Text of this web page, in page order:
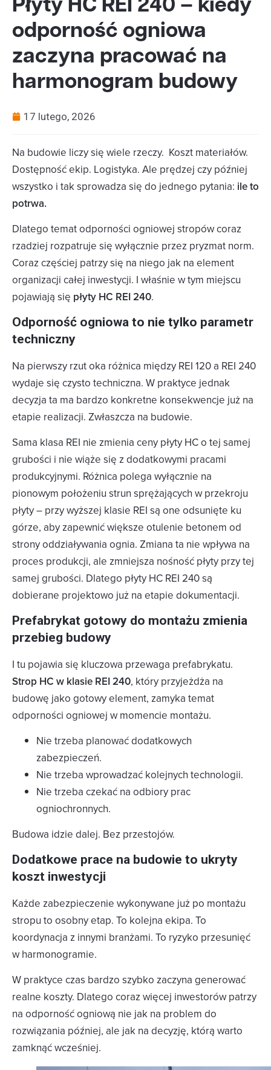
Płyty HC REI 240 – kiedy
odporność ogniowa
zaczyna pracować na
harmonogram budowy
17 lutego, 2026
Na budowie liczy się wiele rzeczy. Koszt materiałów.
Dostępność ekip. Logistyka. Ale prędzej czy później
wszystko i tak sprowadza się do jednego pytania: ile to
potrwa.
Dlatego temat odporności ogniowej stropów coraz
rzadziej rozpatruje się wyłącznie przez pryzmat norm.
Coraz częściej patrzy się na niego jak na element
organizacji całej inwestycji. I właśnie w tym miejscu
pojawiają się płyty HC REI 240.
Odporność ogniowa to nie tylko parametr
techniczny
Na pierwszy rzut oka różnica między REI 120 a REI 240
wydaje się czysto techniczna. W praktyce jednak
decyzja ta ma bardzo konkretne konsekwencje już na
etapie realizacji. Zwłaszcza na budowie.
Sama klasa REI nie zmienia ceny płyty HC o tej samej
grubości i nie wiąże się z dodatkowymi pracami
produkcyjnymi. Różnica polega wyłącznie na
pionowym położeniu strun sprężających w przekroju
płyty – przy wyższej klasie REI są one odsunięte ku
górze, aby zapewnić większe otulenie betonem od
strony oddziaływania ognia. Zmiana ta nie wpływa na
proces produkcji, ale zmniejsza nośność płyty przy tej
samej grubości. Dlatego płyty HC REI 240 są
dobierane projektowo już na etapie dokumentacji.
Prefabrykat gotowy do montażu zmienia
przebieg budowy
I tu pojawia się kluczowa przewaga prefabrykatu.
Strop HC w klasie REI 240, który przyjeżdża na
budowę jako gotowy element, zamyka temat
odporności ogniowej w momencie montażu.
Nie trzeba planować dodatkowych
zabezpieczeń.
Nie trzeba wprowadzać kolejnych technologii.
Nie trzeba czekać na odbiory prac
ogniochronnych.
Budowa idzie dalej. Bez przestojów.
Dodatkowe prace na budowie to ukryty
koszt inwestycji
Każde zabezpieczenie wykonywane już po montażu
stropu to osobny etap. To kolejna ekipa. To
koordynacja z innymi branżami. To ryzyko przesunięć
w harmonogramie.
W praktyce czas bardzo szybko zaczyna generować
realne koszty. Dlatego coraz więcej inwestorów patrzy
na odporność ogniową nie jak na problem do
rozwiązania później, ale jak na decyzję, którą warto
zamknąć wcześniej.